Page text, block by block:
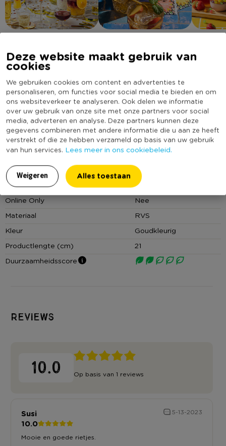
Deze website maakt gebruik van
cookies
We gebruiken cookies om content en advertenties te
personaliseren, om functies voor social media te bieden en om
ons websiteverkeer te analyseren. Ook delen we informatie
over uw gebruik van onze site met onze partners voor social
media, adverteren en analyse. Deze partners kunnen deze
gegevens combineren met andere informatie die u aan ze heeft
verstrekt of die ze hebben verzameld op basis van uw gebruik
van hun services. Lees meer in ons cookiebeleid.
Weigeren Alles toestaan
Omschrijving
Een cocktail, smoothie of limonade… Het smaakt allemaal
beter met een leuk rietje. Deze gouden rietjes zijn gemaakt
van roestvrij staal en daardoor meerdere keren te gebruiken.
Met het borsteltje maak je ze eenvoudig schoon.
• Set van 6
• Met schoonmaakborsteltje
• Kleur: goudkleurig
• Lengte: 21 cm
Contactgegevens
www.xenos.nl/klantenservice
Lees meer
Artikelnummer
108813
Online Only
Nee
Materiaal
RVS
Kleur
Goudkleurig
Productlengte (cm)
21
Duurzaamheidsscore
Reviews
10.0 Op basis van 1 reviews
Susi 5-13-2023
10.0
Mooie en goede rietjes.